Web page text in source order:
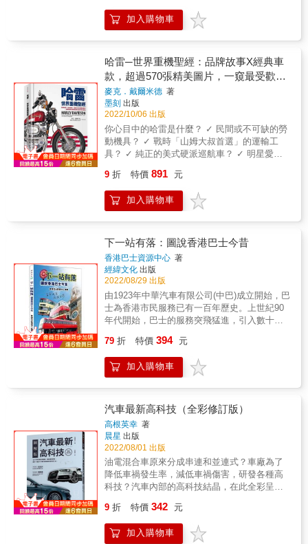
外型流線，結構堅固，材料輕盈強韌，也要有
強大的推力。而氣動力的施力點與重心的關
僅介紹戰鬥機本身的設計，背後的科學與工程
原理，也會探討實際上戰場時需要考量的各面
向，包含戰機的「周邊」（掛載的飛彈，協助
戰機的預警機與加油機等）；探討戰機效能的
方式，並針對我國服役中的戰機及他國戰機進
行實例探討。最後再一同探討其他用於戰爭中
的飛行器。 在世界局勢不穩定的當今，掌握戰
機的知識，你就能知道美台軍售案的亮點，中
國與世界空軍的主力戰機有哪些
&mdash;&mdash;保衛我們空域的基本知識，
戰鬥機強大戰力背後的設計、科學與工程原
理，以及實際運作的情形。 本書特色 1.戰機擁
有強大戰力的背後原理，就讓本書告訴你！ 本
讓你從源頭知道一架戰機的誕生有多艱辛，而
目前的科技又能達到怎樣的極限。 2.超過200張
圖解，戰機專業知識一目了然！ 空氣動力學、
熱力學，或者戰機機翼、引擎等內部結構，乃
至世界各國戰機的精彩圖集，就讓本書帶給你
戰機的視覺饗宴。 3.軍工業專家與航太系教授
專文推薦，各大軍事粉專雜誌熱情推薦！ 不僅
識的部分基礎，無論你是對航空工程或戰鬥機
有興趣，這本書都能帶給你深入的探討。
加入購物車
哈雷─世界重機聖經：品牌故事X經典車
款，超過570張精美圖片，一窺最受歡迎
重機品牌的百年革命進化
麥克．戴爾米德 著
墨刻 出版
2022/10/06 出版
你心目中的哈雷是什麼？ ✓ 民間或不可缺的勞
動機具？ ✓ 戰時「山姆大叔首選」的運輸工
具？ ✓ 純正的美式硬派巡航車？ ✓ 明星愛用
求人生夢想的象徵？ 答案揭曉：以上皆是 即使
你不懂摩托車，也一定聽過、或曾在某處瞥見
哈雷的蹤影。 這個幾乎等同於重機代名詞的品
代更迭，哈雷摩托車適時調整定位與方向，呈
現了不同的多變面貌， 不僅與大時代的趨勢緊
密結合， 也成為個人對追求夢想的象徵與自我
宣言。 一個摩托車品牌為何能超越產品類型，
發展為獨特的生活方式與文化象徵？ 哈雷是如
何做到的，帶你探索其發展軌跡與成功密碼。
哈雷的故事宛如一部峰迴路轉、高潮迭起的電
影，令人回味。 透過本書，來看哈雷摩托車如
何在傳統與創新中，不斷挑戰與重新詮釋自
用可靠的特質，被警察青睞作為警用車， 在二
次大戰期間，也為前線提供源源不絕的戰力。
即便遭遇「大蕭條」，強健的體質依舊存活下
來。 ★ 置之死地而後生的品牌韌性 即使曾經
歷瀕臨破產、公司易主、國外競爭、市場變化
的衝擊， 但哈雷都沒有被擊垮。 雖曾經志得意
滿、妄自尊大，也曾落魄衰敗、岌岌可危， 最
終它痛定思痛、全面檢討，從失敗的地方站起
來，再創新生。 ★ 象徵自由、無所畏的精神，
帶動重機風潮 哈雷狂野不羈的形象，深得熱愛
自由、富有拓荒精神的美國人的心， 車款設計
也特別適合在如同美國一望無際的荒野中馳
騁。 由公司召集眾多摩托車愛好者組成的HOG
（哈雷車主俱樂部）， 定期舉辦集會與活動，
吸引各行各業的人， 不僅創造話題，也儼然成
9 折 特價 891 元
加入購物車
下一站有落：圖說香港巴士今昔
香港巴士資源中心 著
經緯文化 出版
2022/08/29 出版
由1923年中華汽車有限公司(中巴)成立開始，巴
士為香港市民服務已有一百年歷史。上世紀90
年代開始，巴士的服務突飛猛進，引入數十種
板」（初代空調巴士），再到「金巴」（低地
台空調巴士）、「紅巴」（九巴「城市脈搏」
塗裝）和「電巴」（電動巴士），許多都成為
及特色，更會回顧各大巴士公司的車廂配置、
以及巴士車站和站牌的設計特色，讓這些緊貼
生活的歷史，永遠保育在讀者的記憶中。
79 折 特價 394 元
加入購物車
汽車最新高科技（全彩修訂版）
高根英幸 著
晨星 出版
2022/08/01 出版
油電混合車原來分成串連和並連式？車廠為了
降低車禍發生率，減低車禍傷害，研發各種高
科技？汽車內部的高科技結晶，在此全彩呈
高科技心血，讓人坐得更舒適，駛得更快速安
全且環保：引擎運作、燃料原理、煞車防鎖死
裝置、藏在內部各處的安全氣囊……那些無法
9 折 特價 342 元
加入購物車